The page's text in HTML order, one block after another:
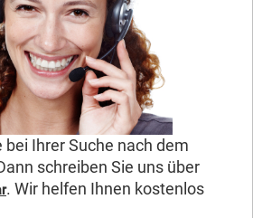
Ihrer Suche nach dem
schreiben Sie uns über
. Wir helfen Ihnen kostenlos